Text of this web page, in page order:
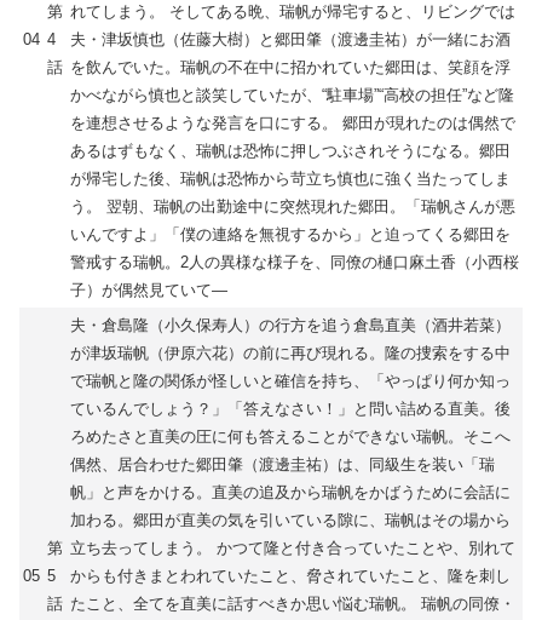
04
第
4
話
れてしまう。 そしてある晩、瑞帆が帰宅すると、リビングでは
夫・津坂慎也（佐藤大樹）と郷田肇（渡邊圭祐）が一緒にお酒
を飲んでいた。瑞帆の不在中に招かれていた郷田は、笑顔を浮
かべながら慎也と談笑していたが、“駐車場”“高校の担任”など隆
を連想させるような発言を口にする。 郷田が現れたのは偶然で
あるはずもなく、瑞帆は恐怖に押しつぶされそうになる。郷田
が帰宅した後、瑞帆は恐怖から苛立ち慎也に強く当たってしま
う。 翌朝、瑞帆の出勤途中に突然現れた郷田。「瑞帆さんが悪
いんですよ」「僕の連絡を無視するから」と迫ってくる郷田を
警戒する瑞帆。2人の異様な様子を、同僚の樋口麻土香（小西桜
子）が偶然見ていて―
05
第
5
話
夫・倉島隆（小久保寿人）の行方を追う倉島直美（酒井若菜）
が津坂瑞帆（伊原六花）の前に再び現れる。隆の捜索をする中
で瑞帆と隆の関係が怪しいと確信を持ち、「やっぱり何か知っ
ているんでしょう？」「答えなさい！」と問い詰める直美。後
ろめたさと直美の圧に何も答えることができない瑞帆。そこへ
偶然、居合わせた郷田肇（渡邊圭祐）は、同級生を装い「瑞
帆」と声をかける。直美の追及から瑞帆をかばうために会話に
加わる。郷田が直美の気を引いている隙に、瑞帆はその場から
立ち去ってしまう。 かつて隆と付き合っていたことや、別れて
からも付きまとわれていたこと、脅されていたこと、隆を刺し
たこと、全てを直美に話すべきか思い悩む瑞帆。 瑞帆の同僚・